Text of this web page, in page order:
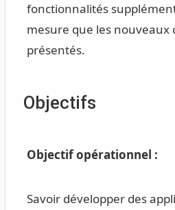
fonctionnalités
mesure que les nouveaux
présentés.
Objectifs
Objectif opérationnel :
Savoir développer des